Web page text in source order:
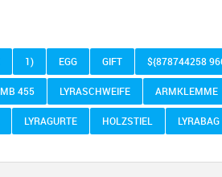
1) EGG GIFT ${878744258
MB 455 LYRASCHWEIFE ARMKLEMME
LYRAGURTE HOLZSTIEL LYRABAG